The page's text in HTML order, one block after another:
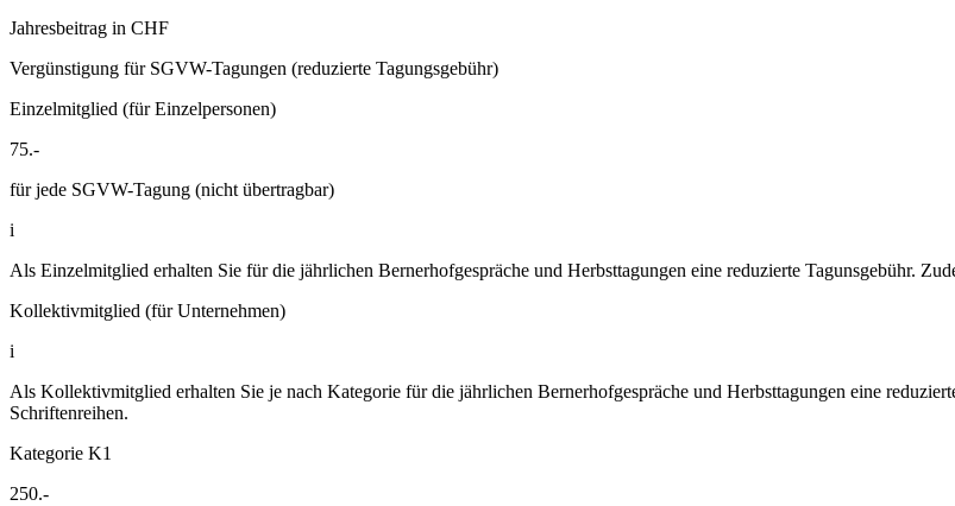
Jahresbeitrag in CHF
Vergünstigung für SGVW-Tagungen (reduzierte Tagungsgebühr)
Einzelmitglied (für Einzelpersonen)
75.-
für jede SGVW-Tagung (nicht übertragbar)
i
Als Einzelmitglied erhalten Sie für die jährlichen Bernerhofgespräche und Herbsttagungen eine reduzierte Tagunsgebühr.
Kollektivmitglied (für Unternehmen)
i
Als Kollektivmitglied erhalten Sie je nach Kategorie für die jährlichen Bernerhofgespräche und Herbsttagungen eine
Schriftenreihen.
Kategorie K1
250.-